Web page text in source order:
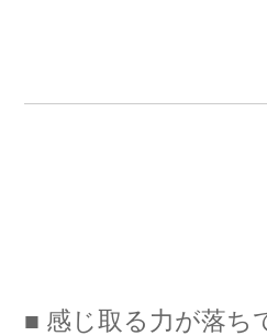
■ 感じ取る力が落ち